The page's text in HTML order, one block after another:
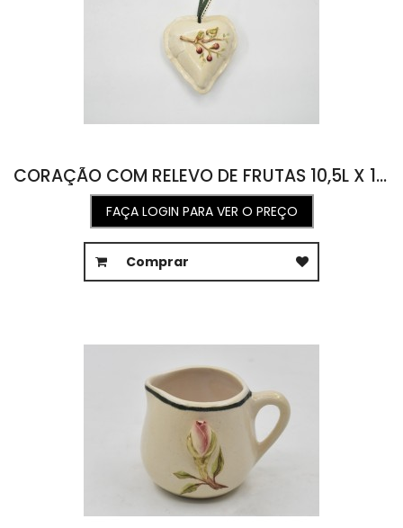
CORAÇÃO COM RELEVO DE FRUTAS 10,5L X 11,5C X 5A
FAÇA LOGIN PARA VER O PREÇO
Comprar